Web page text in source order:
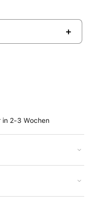
+
in 2-3 Wochen